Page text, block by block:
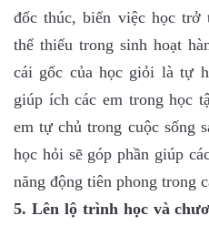
đốc thúc, biến việc học trở
thể thiếu trong sinh hoạt
cái gốc của học giỏi là tự
giúp ích các em trong học
em tự chủ trong cuộc sống
học hỏi sẽ góp phần giúp
năng động tiên phong trong
5. Lên lộ trình học và